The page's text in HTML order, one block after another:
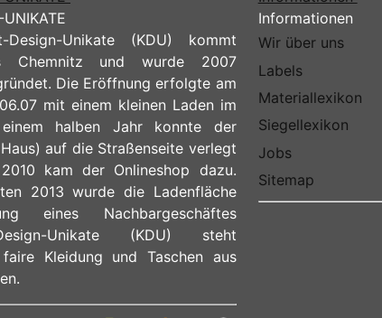
Design-Unikate (KDU) kommt
Chemnitz und wurde 2007
Die Eröffnung erfolgte am
mit einem kleinen Laden im
halben Jahr konnte der
auf die Straßenseite verlegt
kam der Onlineshop dazu.
2013 wurde die Ladenfläche
eines Nachbargeschäftes
Unikate (KDU) steht
Kleidung und Taschen aus
Informationen
Wir über uns
Labels
Materiallexikon
Siegellexikon
Jobs
Sitemap